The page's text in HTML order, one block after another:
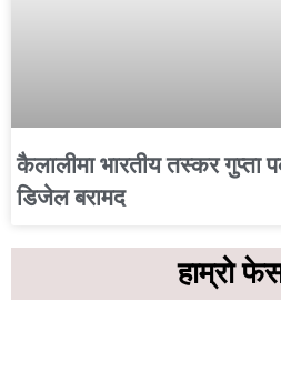
कैलालीमा भारतीय तस्कर गुप्ता
डिजेल बरामद
हाम्रो